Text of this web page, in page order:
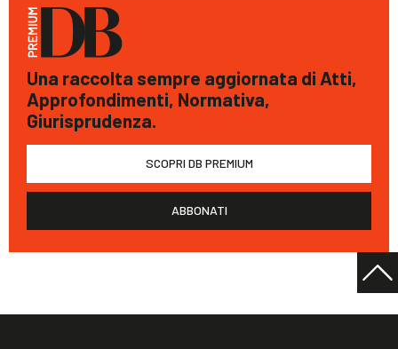
Una raccolta sempre aggiornata di Atti,
Approfondimenti, Normativa,
Giurisprudenza.
SCOPRI DB PREMIUM
ABBONATI